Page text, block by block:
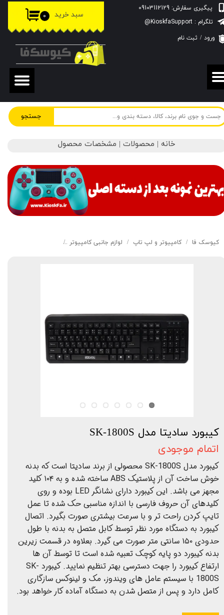
جستجو
پیگیری سفارش: 09103112129
۰ سبد خرید
ورود / ثبت نام
حساب کاربری من
تغییر گذر واژه
سفارشات
خروج از حساب کاربری
تلگرام : KioskfaSupport@
خانه | محصولات | مشخصات محصول
کیوسک‌ فا کامپیوتر و لپ تاپ لوازم جانبی کامپیوتر
کیبورد سادیتا مدل SK-1800S
اتمام موجودی
کیبورد مدل SK-1800S محصولی از برند سادیتا است که بدنه
خوش ساخت آن از پلاستیک ABS ساخته شده و به ۱۰۴ کلید
مجهز می باشد. این کیبورد دارای نشانگر LED بوده و روی
کلیدهای آن حروف فارسی با اندازه مناسبی حک شده تا عمل
تایپ کردن راحت تر و با سرعت بیشتری صورت بگیرد. اتصال
کیبورد به دستگاه مورد نظر توسط کابل متصل به بدنه با طول
حدودی ۱۵۰ سانتی متر صورت می گیرد. بعلاوه در قسمت زیرین
بدنه کیبورد دو پایه کوچک تعبیه شده است تا توسط آن ها
ارتفاع کیبورد را جهت دسترسی بهتر تنظیم نمایید. کیبورد SK-
1800S با سیستم عامل های ویندوز، مک و لینوکس سازگاری
کامل دارد و پس از متصل شدن به دستگاه آماده کار خواهد بود.